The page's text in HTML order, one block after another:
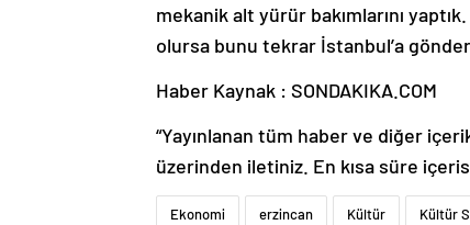
mekanik alt yürür bakımlarını
olursa bunu tekrar İstanbul’a
Haber Kaynak : SONDAKIKA.COM
“Yayınlanan tüm haber ve diğer
üzerinden iletiniz. En kısa süre
Ekonomi erzincan Kültür Kültür